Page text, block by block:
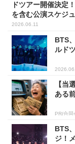
ドツアー開催決定
を含む公演スケジ
2026.06.11
BTS
ルド
【当
ある
PR(合同
BTS
ジ！